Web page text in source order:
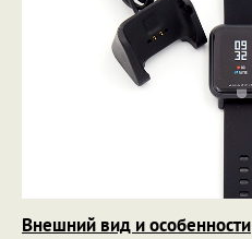
Внешний вид и особенности